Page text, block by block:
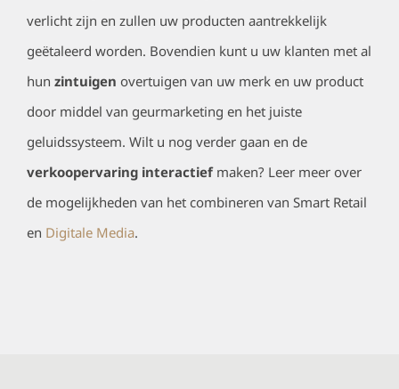
verlicht zijn en zullen uw producten aantrekkelijk
geëtaleerd worden. Bovendien kunt u uw klanten met al
hun zintuigen overtuigen van uw merk en uw product
door middel van geurmarketing en het juiste
geluidssysteem. Wilt u nog verder gaan en de
verkoopervaring interactiefmaken? Leer meer over
de mogelijkheden van het combineren van Smart Retail
en Digitale Media.